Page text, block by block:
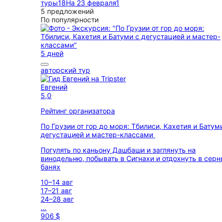
туры18На 23 февраля1
5 предложений
По популярности
5 дней
авторский тур
Евгений
5,0
Рейтинг организатора
По Грузии от гор до моря: Тбилиси, Кахетия и
дегустацией и мастер-классами
Погулять по каньону Дашбаши и заглянуть на
винодельню, побывать в Сигнахи и отдохнуть в
банях
10–14 авг
17–21 авг
24–28 авг
...
906 $